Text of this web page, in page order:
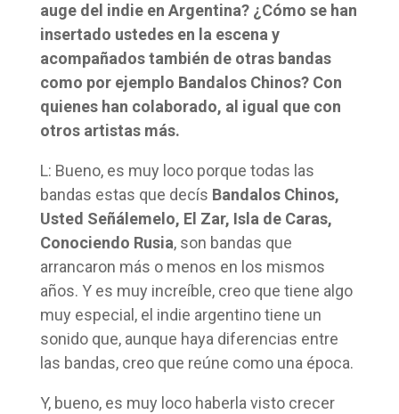
auge del indie en Argentina? ¿Cómo se han
insertado ustedes en la escena y
acompañados también de otras bandas
como por ejemplo Bandalos Chinos? Con
quienes han colaborado, al igual que con
otros artistas más.
L: Bueno, es muy loco porque todas las
bandas estas que decís Bandalos Chinos,
Usted Señálemelo, El Zar, Isla de Caras,
Conociendo Rusia, son bandas que
arrancaron más o menos en los mismos
años. Y es muy increíble, creo que tiene algo
muy especial, el indie argentino tiene un
sonido que, aunque haya diferencias entre
las bandas, creo que reúne como una época.
Y, bueno, es muy loco haberla visto crecer